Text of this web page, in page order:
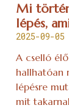
Mi
lépés,
2025-09-05
A cselló
hallhatóan
lépésre
mit